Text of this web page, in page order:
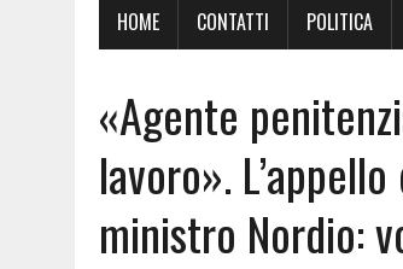
HOME CONTATTI POLITICA
«Agente
lavoro».
ministro Nordio: